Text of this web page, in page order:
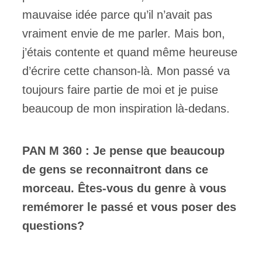
mauvaise idée parce qu’il n’avait pas
vraiment envie de me parler. Mais bon,
j’étais contente et quand même heureuse
d’écrire cette chanson-là. Mon passé va
toujours faire partie de moi et je puise
beaucoup de mon inspiration là-dedans.
PAN M 360 : Je pense que beaucoup
de gens se reconnaitront dans ce
morceau. Êtes-vous du genre à vous
remémorer le passé et vous poser des
questions?